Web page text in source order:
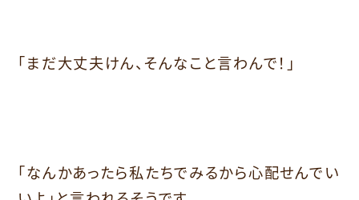
「まだ大丈夫けん、そんなこと言わんで！」
「なんかあったら私たちでみるから心配せんでい